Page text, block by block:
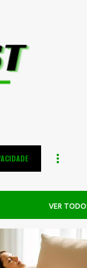
VER
+4